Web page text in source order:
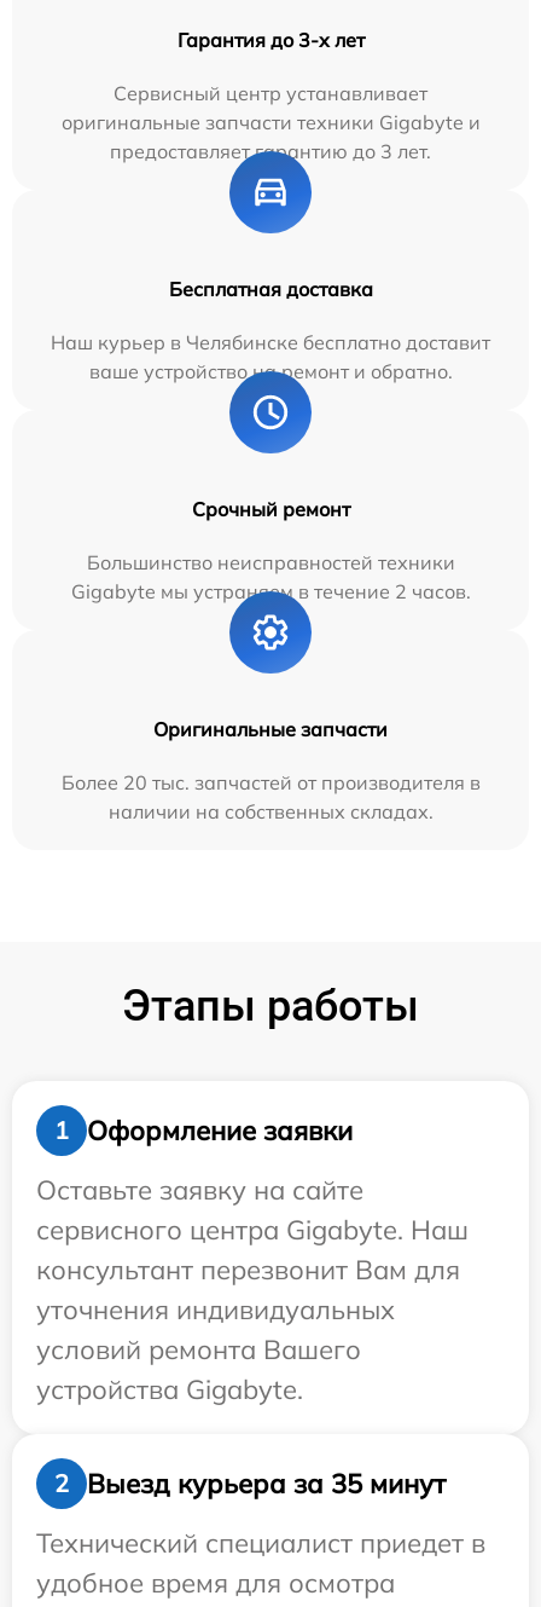
Гарантия до 3-х лет
Сервисный центр устанавливает
оригинальные запчасти техники Gigabyte и
предоставляет гарантию до 3 лет.
Бесплатная доставка
Наш курьер в Челябинске бесплатно доставит
ваше устройство на ремонт и обратно.
Срочный ремонт
Большинство неисправностей техники
Gigabyte мы устраняем в течение 2 часов.
Оригинальные запчасти
Более 20 тыс. запчастей от производителя в
наличии на собственных складах.
Этапы работы
1
Оформление заявки
Оставьте заявку на сайте
сервисного центра Gigabyte. Наш
консультант перезвонит Вам для
уточнения индивидуальных
условий ремонта Вашего
устройства Gigabyte.
2
Выезд курьера за 35 минут
Технический специалист приедет в
удобное время для осмотра